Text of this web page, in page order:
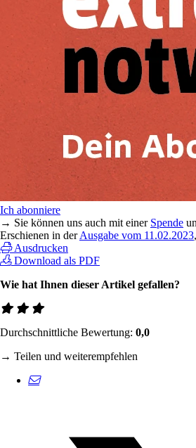
Ich abonniere
→ Sie können uns auch mit einer Spende
Erschienen in derAusgabe vom 11.02.2023
Ausdrucken
Download als PDF
Wie hat Ihnen dieser Artikel gefallen?
Durchschnittliche Bewertung: 0,0
→ Teilen und weiterempfehlen